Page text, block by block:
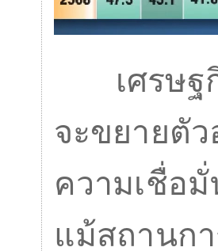
เศรษฐกิ
จะขยายตั
ความเชื่อ
แม้สถานก